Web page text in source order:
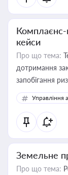
Комплаєнс-
кейси
Про що тема:
дотримання
запобігання
Управління
Земельне
Про що тема: